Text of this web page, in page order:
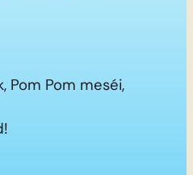
Pom Pom meséi,